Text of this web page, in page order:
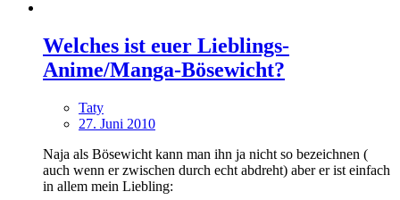
Welches ist euer Lieblings-
Anime/Manga-Bösewicht?
Taty
27. Juni 2010
Naja als Bösewicht kann man ihn ja nicht so bezeichnen (
auch wenn er zwischen durch echt abdreht) aber er ist einfach
in allem mein Liebling: